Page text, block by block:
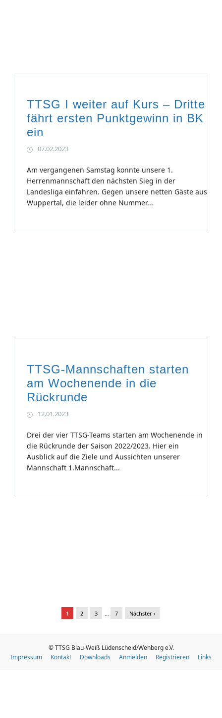
TTSG I weiter auf Kurs – Dritte
fährt ersten Punktgewinn in BK
ein
07.02.2023
Am vergangenen Samstag konnte unsere 1.
Herrenmannschaft den nächsten Sieg in der
Landesliga einfahren. Gegen unsere netten Gäste aus
Wuppertal, die leider ohne Nummer...
TTSG-Mannschaften starten
am Wochenende in die
Rückrunde
12.01.2023
Drei der vier TTSG-Teams starten am Wochenende in
die Rückrunde der Saison 2022/2023. Hier ein
Ausblick auf die Ziele und Aussichten unserer
Mannschaft 1.Mannschaft...
1 2 3 7 Nächster ›
© TTSG Blau-Weiß Lüdenscheid/Wehberg e.V.
Impressum
Kontakt Downloads Anmelden Registrieren Links